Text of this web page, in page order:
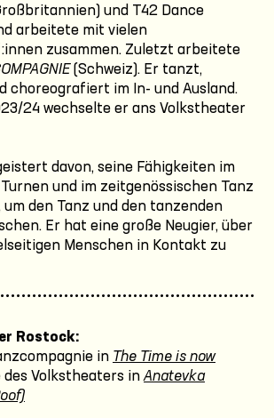
und T42 Dance
arbeitete mit vielen
zusammen. Zuletzt arbeitete
(Schweiz). Er tanzt,
choreografiert im In- und Ausland.
24 wechselte er ans Volkstheater
davon, seine Fähigkeiten im
und im zeitgenössischen Tanz
den Tanz und den tanzenden
Er hat eine große Neugier, über
Menschen in Kontakt zu
Rostock:
in The Time is now
des Volkstheaters in Anatevka